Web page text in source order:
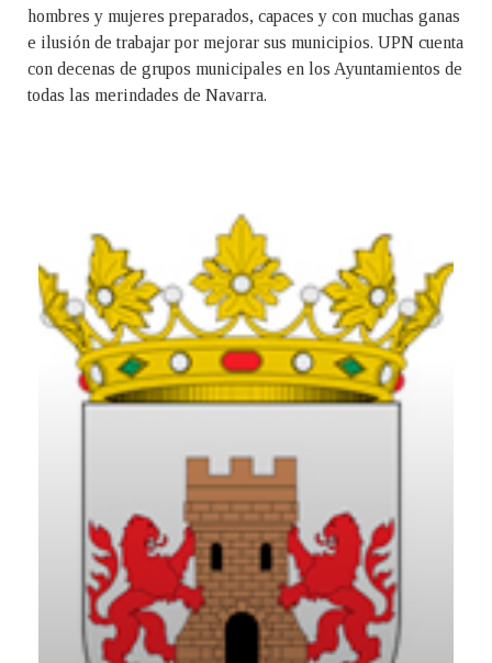
hombres y mujeres preparados, capaces y con muchas ganas
e ilusión de trabajar por mejorar sus municipios. UPN cuenta
con decenas de grupos municipales en los Ayuntamientos de
todas las merindades de Navarra.